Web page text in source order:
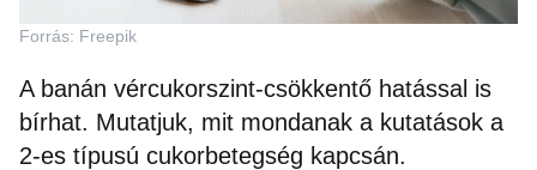
Forrás: Freepik
A banán vércukorszint-csökkentő hatással is
bírhat. Mutatjuk, mit mondanak a kutatások a
2-es típusú cukorbetegség kapcsán.